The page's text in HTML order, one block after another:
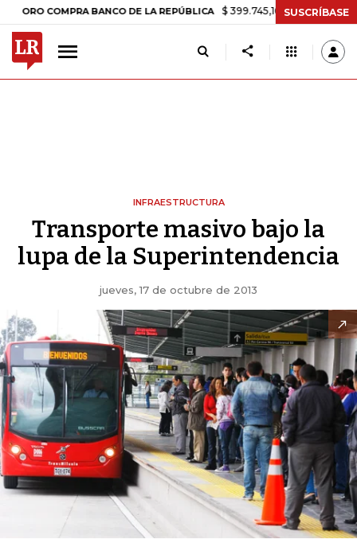
COMPRA BANCO DE LA REPÚBLICA $ 399.745,16 +$ 2.295,71 +0,58%
SUSCRÍBASE
INFRAESTRUCTURA
Transporte masivo bajo la
lupa de la Superintendencia
jueves, 17 de octubre de 2013